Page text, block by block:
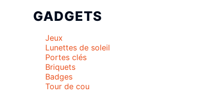
GADGETS
Jeux
Lunettes de soleil
Portes clés
Briquets
Badges
Tour de cou